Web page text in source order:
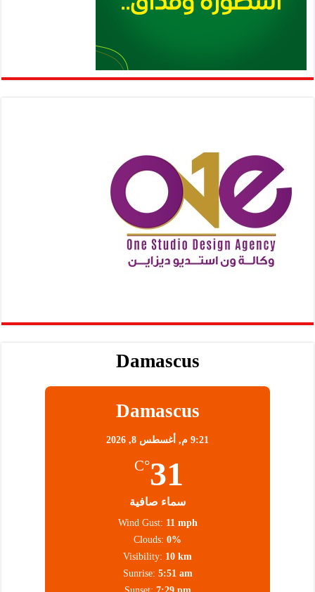
Damascus
Damascus
9:21 م, أغسطس 8, 2026
31
°C
سماء صافية
Wind Gust: 11 mph
Clouds: 0%
Visibility: 10 km
Sunrise: 5:51 am